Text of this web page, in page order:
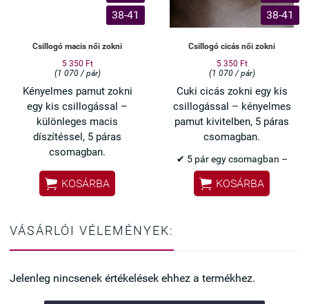
38-41
Csillogó macis női zokni
5 350 Ft
(1 070 / pár)
Kényelmes pamut zokni
egy kis csillogással –
különleges macis
díszítéssel, 5 páras
csomagban.
✔ 5 pár egy csomagban –
praktikus választás
✔ Orrvarrás nélkül – nem
nyom, kényelmes
szellőzik
 KOSÁRBA
38-41
Csillogó cicás női zokni
5 350 Ft
(1 070 / pár)
Cuki cicás zokni egy kis
csillogással – kényelmes
pamut kivitelben, 5 páras
csomagban.
✔ 5 pár egy csomagban –
praktikus választás
✔ Csillogó cicás minta –
✔ Bokazokni fazon – ideális
 KOSÁRBA
VÁSÁRLÓI VÉLEMÉNYEK:
Jelenleg nincsenek értékelések ehhez a termékhez.